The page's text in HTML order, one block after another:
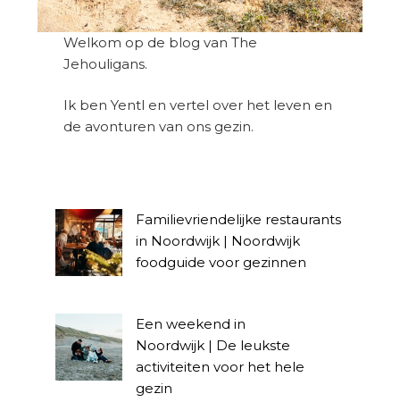
Welkom op de blog van The
Jehouligans.
Ik ben Yentl en vertel over het leven en
de avonturen van ons gezin.
Familievriendelijke restaurants
in Noordwijk | Noordwijk
foodguide voor gezinnen
Een weekend in
Noordwijk | De leukste
activiteiten voor het hele
gezin